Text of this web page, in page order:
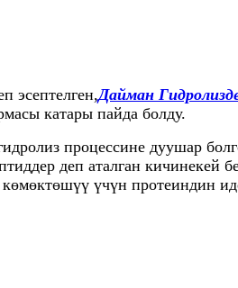
эсептелген,Дайман
катары пайда болду.
процессине дуушар
деп аталган кичинекей
үчүн протеиндин